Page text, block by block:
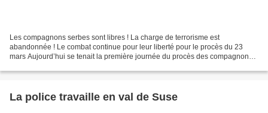
Les compagnons serbes sont libres ! La charge de terrorisme est
abandonnée ! Le combat continue pour leur liberté pour le procès du 23
mars Aujourd’hui se tenait la première journée du procès des compagnons
La police travaille en val de Suse